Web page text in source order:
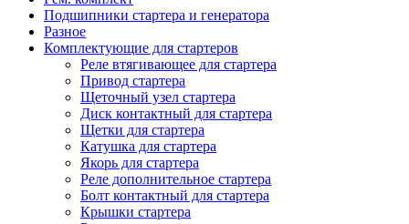
Подшипники стартера и генератора
Разное
Комплектующие для стартеров
Реле втягивающее для стартера
Привод стартера
Щеточный узел стартера
Диск контактный для стартера
Щетки для стартера
Катушка для стартера
Якорь для стартера
Реле дополнительное стартера
Болт контактный для стартера
Крышки стартера